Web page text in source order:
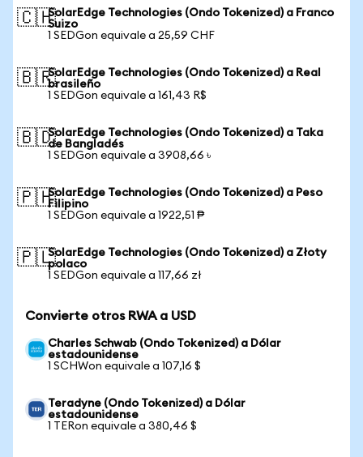
🇨🇭SolarEdge Technologies (Ondo Tokenized) a Franco
Suizo
1 SEDGon equivale a 25,59 CHF
🇧🇷SolarEdge Technologies (Ondo Tokenized) a Real
brasileño
1 SEDGon equivale a 161,43 R$
🇧🇩SolarEdge Technologies (Ondo Tokenized) a Taka
de Bangladés
1 SEDGon equivale a 3908,66 ৳
🇵🇭SolarEdge Technologies (Ondo Tokenized) a Peso
Filipino
1 SEDGon equivale a 1922,51 ₱
🇵🇱SolarEdge Technologies (Ondo Tokenized) a Złoty
polaco
1 SEDGon equivale a 117,66 zł
Convierte otros RWA a USD
Charles Schwab (Ondo Tokenized) a Dólar
estadounidense
1 SCHWon equivale a 107,16 $
Teradyne (Ondo Tokenized) a Dólar
estadounidense
1 TERon equivale a 380,46 $